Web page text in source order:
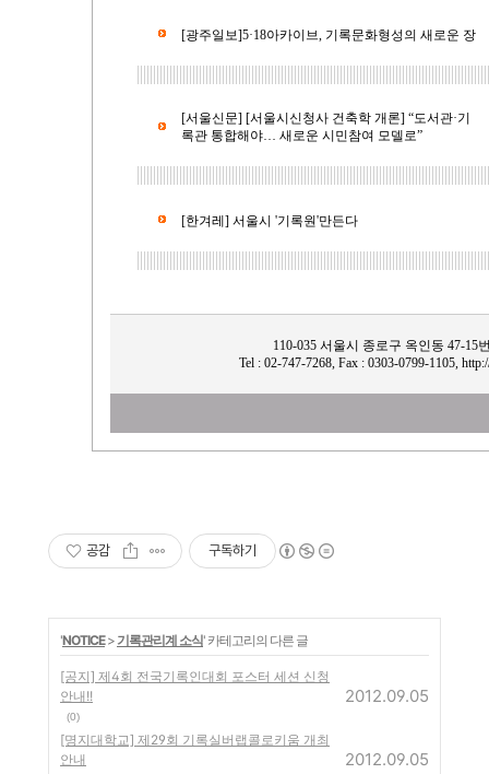
[광주일보]5·18아카이브, 기록문화형성의 새로운 장
[서울신문] [서울시신청사 건축학 개론] “도서관·기
록관 통합해야… 새로운 시민참여 모델로”
[한겨레] 서울시 '기록원'만든다
110-035 서울시 종로구 옥인동 47-15
Tel : 02-747-7268, Fax : 0303-0799-1105,
공감 구독하기
'NOTICE> 기록관리계 소식' 카테고리의 다른 글
[공지] 제4회 전국기록인대회 포스터 세션 신청
안내!!
(0)
2012.09.05
[명지대학교] 제29회 기록실버랩콜로키움 개최
안내
2012.09.05